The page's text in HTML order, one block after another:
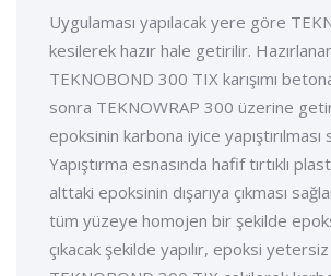
Uygulaması yapılacak yere göre
kesilerek hazır hale getirilir.
TEKNOBOND 300 TIX karışımı
sonra TEKNOWRAP 300 üzerine
epoksinin karbona iyice yapıştırılması
Yapıştırma esnasında hafif tırtıklı
alttaki epoksinin dışarıya çıkması
tüm yüzeye homojen bir şekilde
çıkacak şekilde yapılır, epoksi